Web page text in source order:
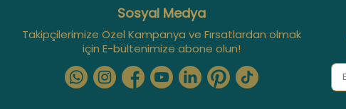
Sosyal Medya
Takipçilerimize Özel Kampanya ve Fırsatlardan olmak
için E-bültenimize abone olun!